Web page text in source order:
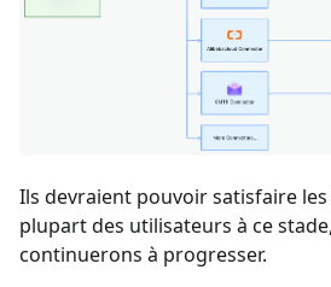
Ils devraient pouvoir satisfaire les
plupart des utilisateurs à ce
continuerons à progresser.